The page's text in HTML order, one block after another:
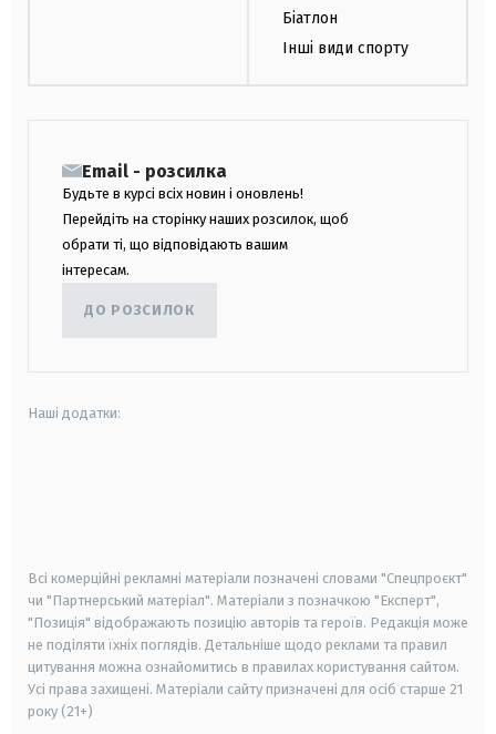
Біатлон
Інші види спорту
Email - розсилка
Будьте в курсі всіх новин і оновлень!
Перейдіть на сторінку наших розсилок, щоб
обрати ті, що відповідають вашим
інтересам.
ДО РОЗСИЛОК
Наші додатки:
Всі комерційні рекламні матеріали позначені словами "Спецпроєкт"
чи "Партнерський матеріал". Матеріали з позначкою "Експерт",
"Позиція" відображають позицію авторів та героїв. Редакція може
не поділяти їхніх поглядів. Детальніше щодо реклами та правил
цитування можна ознайомитись в правилах користування сайтом.
Усі права захищені. Матеріали сайту призначені для осіб старше 21
року (21+)